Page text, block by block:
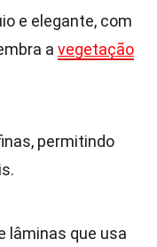
e elegante, com
a vegetação
permitindo
lâminas que usa